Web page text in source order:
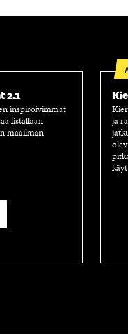
2.1
inspiroivimmat
listallaan
maailman
ja